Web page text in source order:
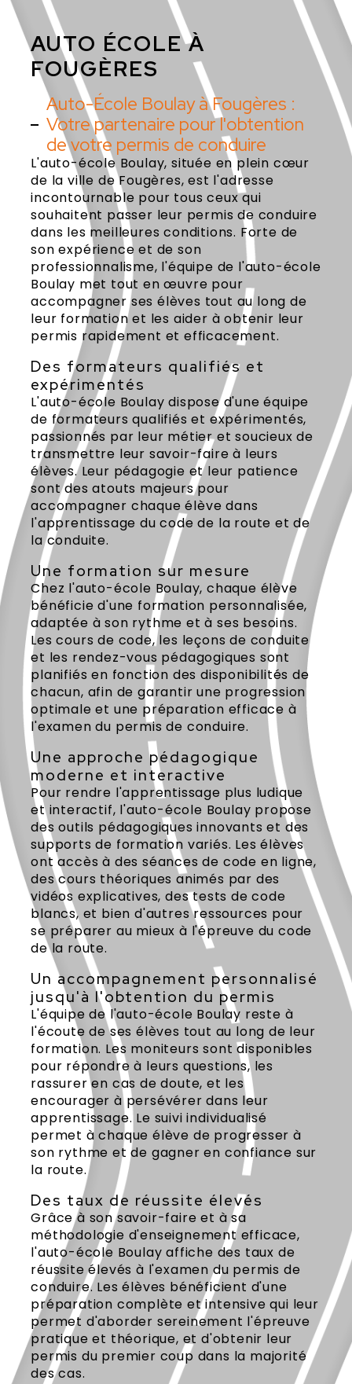
AUTO ÉCOLE À
FOUGÈRES
Auto-École Boulay à Fougères :
Votre partenaire pour l'obtention
de votre permis de conduire
L'auto-école Boulay, située en plein cœur
de la ville de Fougères, est l'adresse
incontournable pour tous ceux qui
souhaitent passer leur permis de conduire
dans les meilleures conditions. Forte de
son expérience et de son
professionnalisme, l'équipe de l'auto-école
Boulay met tout en œuvre pour
accompagner ses élèves tout au long de
leur formation et les aider à obtenir leur
permis rapidement et efficacement.
Des formateurs qualifiés et
expérimentés
L'auto-école Boulay dispose d'une équipe
de formateurs qualifiés et expérimentés,
passionnés par leur métier et soucieux de
transmettre leur savoir-faire à leurs
élèves. Leur pédagogie et leur patience
sont des atouts majeurs pour
accompagner chaque élève dans
l'apprentissage du code de la route et de
la conduite.
Une formation sur mesure
Chez l'auto-école Boulay, chaque élève
bénéficie d'une formation personnalisée,
adaptée à son rythme et à ses besoins.
Les cours de code, les leçons de conduite
et les rendez-vous pédagogiques sont
planifiés en fonction des disponibilités de
chacun, afin de garantir une progression
optimale et une préparation efficace à
l'examen du permis de conduire.
Une approche pédagogique
moderne et interactive
Pour rendre l'apprentissage plus ludique
et interactif, l'auto-école Boulay propose
des outils pédagogiques innovants et des
supports de formation variés. Les élèves
ont accès à des séances de code en ligne,
des cours théoriques animés par des
vidéos explicatives, des tests de code
blancs, et bien d'autres ressources pour
se préparer au mieux à l'épreuve du code
de la route.
Un accompagnement personnalisé
jusqu'à l'obtention du permis
L'équipe de l'auto-école Boulay reste à
l'écoute de ses élèves tout au long de leur
formation. Les moniteurs sont disponibles
pour répondre à leurs questions, les
rassurer en cas de doute, et les
encourager à persévérer dans leur
apprentissage. Le suivi individualisé
permet à chaque élève de progresser à
son rythme et de gagner en confiance sur
la route.
Des taux de réussite élevés
Grâce à son savoir-faire et à sa
méthodologie d'enseignement efficace,
l'auto-école Boulay affiche des taux de
réussite élevés à l'examen du permis de
conduire. Les élèves bénéficient d'une
préparation complète et intensive qui leur
permet d'aborder sereinement l'épreuve
pratique et théorique, et d'obtenir leur
permis du premier coup dans la majorité
des cas.